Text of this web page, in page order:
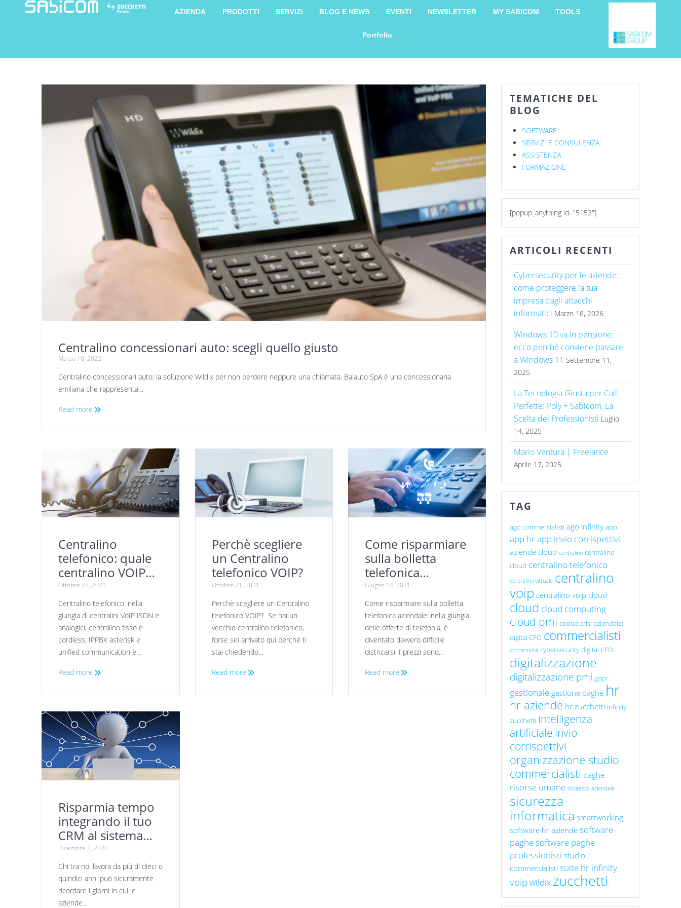
AZIENDA PRODOTTI SERVIZI BLOG E NEWS EVENTI NEWSLETTER MY SABICOM TOOLS
Portfolio
Centralino concessionari auto: scegli quello giusto
Marzo 10, 2022
Centralino concessionari auto: la soluzione Wildix per non perdere neppure una chiamata. Baiauto SpA è una concessionaria
emiliana che rappresenta…
Read more
Centralino
telefonico: quale
centralino VOIP
scegliere?
Ottobre 22, 2021
Centralino telefonico: nella
giungla di centralini VoIP ISDN e
analogici, centralino fisso e
cordless, IPPBX asterisk e
unified communication è…
Read more
Perchè scegliere
un Centralino
telefonico VOIP?
Ottobre 21, 2021
Perchè scegliere un Centralino
telefonico VOIP? Se hai un
vecchio centralino telefonico,
forse sei arrivato qui perché ti
stai chiedendo…
Read more
Come risparmiare
sulla bolletta
telefonica
aziendale
Giugno 14, 2021
Come risparmiare sulla bolletta
telefonica aziendale: nella giungla
delle offerte di telefonia, è
diventato davvero difficile
districarsi. I prezzi sono…
Read more
Risparmia tempo
integrando il tuo
CRM al sistema
telefonico
aziendale.
Dicembre 2, 2020
Chi tra noi lavora da più di dieci o
quindici anni può sicuramente
ricordare i giorni in cui le
aziende…
TEMATICHE DEL
BLOG
SOFTWARE
SERVIZI E CONSULENZA
ASSISTENZA
FORMAZIONE
[popup_anything id="5152"]
ARTICOLI RECENTI
Cybersecurity per le aziende:
come proteggere la tua
impresa dagli attacchi
informatici Marzo 18, 2026
Windows 10 va in pensione:
ecco perchè conviene passare
a Windows 11 Settembre 11,
2025
La Tecnologia Giusta per Call
Perfette: Poly + Sabicom, La
Scelta dei Professionisti Luglio
14, 2025
Mario Ventura | Freelance
Aprile 17, 2025
TAG
ago commercialisti ago infinity app
app hrapp invio corrispettivi
aziende cloud centralino centralino
cloud centralino telefonico
centralino virtuale centralino
voip centralino voip cloud
cloud cloud computing
cloud pmi codice crisi aziendale;
digital CFO commercialisti
connettività cybersecurity digital CFO
digitalizzazione
digitalizzazione pmi gdpr
gestionale gestione paghe hr
hr aziende hr zucchetti infinity
zucchetti intelligenza
artificiale invio
corrispettivi
organizzazione studio
commercialisti paghe
risorse umane sicurezza aziendale
sicurezza
informatica smartworking
software hr aziende software
paghesoftware paghe
professionisti studio
commercialisti suite hr infinity
voipwildix zucchetti